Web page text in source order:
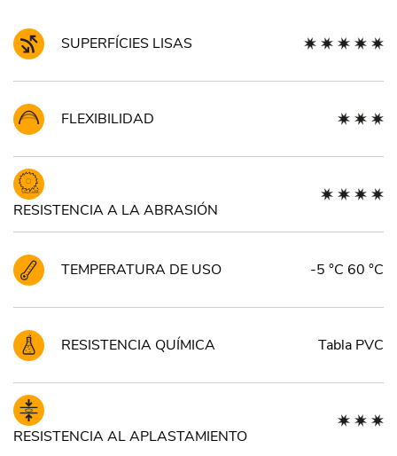
SUPERFÍCIES LISAS
FLEXIBILIDAD
RESISTENCIA A LA ABRASIÓN
TEMPERATURA DE USO -5 °C 60 °C
RESISTENCIA QUÍMICA Tabla PVC
RESISTENCIA AL APLASTAMIENTO